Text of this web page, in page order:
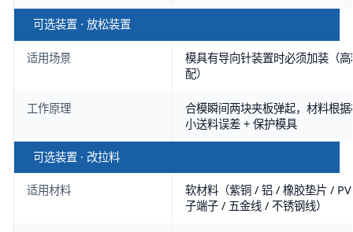
可选装置 · 放松装置
适用场景
模具有导向针装置时必须加装（
配）
工作原理
合模瞬间两块夹板弹起，材料根
小送料误差 + 保护模具
可选装置 · 改拉料
适用材料
软材料（紫铜 / 铝 / 橡胶垫片 /
子端子 / 五金线 / 不锈钢线）